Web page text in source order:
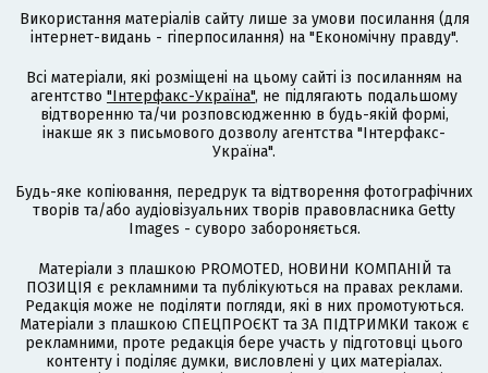
Використання матеріалів сайту лише за умови посилання (для
інтернет-видань - гіперпосилання) на "Економічну правду".
Всі матеріали, які розміщені на цьому сайті із посиланням на
агентство "Інтерфакс-Україна", не підлягають подальшому
відтворенню та/чи розповсюдженню в будь-якій формі,
інакше як з письмового дозволу агентства "Інтерфакс-
Україна".
Будь-яке копіювання, передрук та відтворення фотографічних
творів та/або аудіовізуальних творів правовласника Getty
Images - суворо забороняється.
Матеріали з плашкою PROMOTED, НОВИНИ КОМПАНІЙ та
ПОЗИЦІЯ є рекламними та публікуються на правах реклами.
Редакція може не поділяти погляди, які в них промотуються.
Матеріали з плашкою СПЕЦПРОЄКТ та ЗА ПІДТРИМКИ також є
рекламними, проте редакція бере участь у підготовці цього
контенту і поділяє думки, висловлені у цих матеріалах.